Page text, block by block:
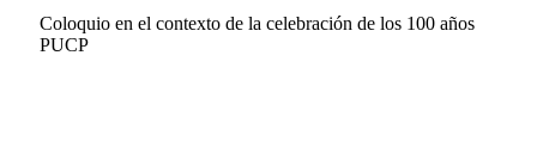
Coloquio en el contexto de la celebración de los 100 años
PUCP